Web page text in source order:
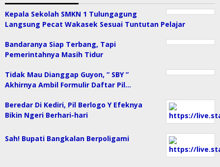
Kepala Sekolah SMKN 1 Tulungagung
Langsung Pecat Wakasek Sesuai Tuntutan Pelajar
Bandaranya Siap Terbang, Tapi
Pemerintahnya Masih Tidur
Tidak Mau Dianggap Guyon, ” SBY ”
Akhirnya Ambil Formulir Daftar Pil…
Beredar Di Kediri, Pil Berlogo Y Efeknya
Bikin Ngeri Berhari-hari
Sah! Bupati Bangkalan Berpoligami